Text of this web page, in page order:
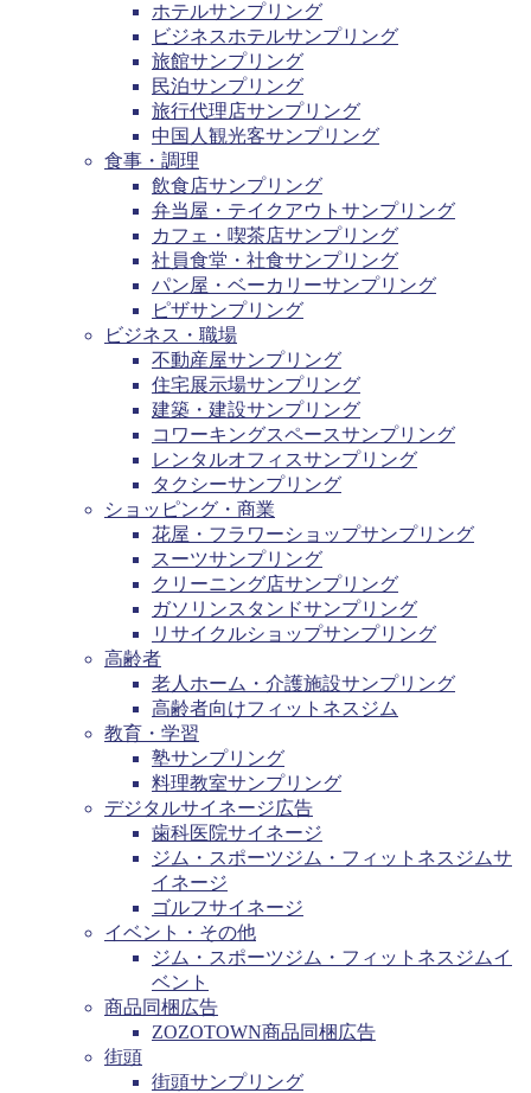
ホテルサンプリング
ビジネスホテルサンプリング
旅館サンプリング
民泊サンプリング
旅行代理店サンプリング
中国人観光客サンプリング
食事・調理
飲食店サンプリング
弁当屋・テイクアウトサンプリング
カフェ・喫茶店サンプリング
社員食堂・社食サンプリング
パン屋・ベーカリーサンプリング
ピザサンプリング
ビジネス・職場
不動産屋サンプリング
住宅展示場サンプリング
建築・建設サンプリング
コワーキングスペースサンプリング
レンタルオフィスサンプリング
タクシーサンプリング
ショッピング・商業
花屋・フラワーショップサンプリング
スーツサンプリング
クリーニング店サンプリング
ガソリンスタンドサンプリング
リサイクルショップサンプリング
高齢者
老人ホーム・介護施設サンプリング
高齢者向けフィットネスジム
教育・学習
塾サンプリング
料理教室サンプリング
デジタルサイネージ広告
歯科医院サイネージ
ジム・スポーツジム・フィットネスジムサ
イネージ
ゴルフサイネージ
イベント・その他
ジム・スポーツジム・フィットネスジムイ
ベント
商品同梱広告
ZOZOTOWN商品同梱広告
街頭
街頭サンプリング